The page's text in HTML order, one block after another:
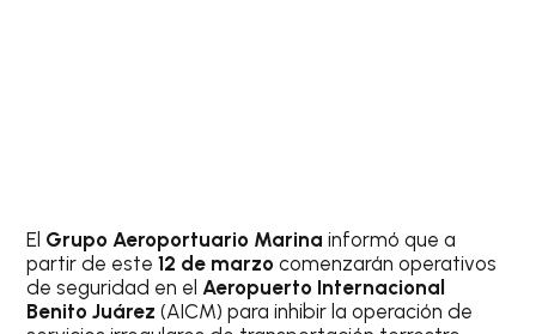
El Grupo Aeroportuario Marina informó que a
partir de este12 de marzo comenzarán operativos
de seguridad en elAeropuerto Internacional
Benito Juárez (AICM) para inhibir la operación de